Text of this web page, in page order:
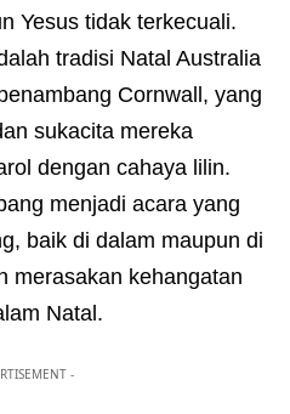
Yesus tidak terkecuali.
tradisi Natal Australia
Cornwall, yang
sukacita mereka
dengan cahaya lilin.
menjadi acara yang
baik di dalam maupun di
merasakan kehangatan
Natal.
-